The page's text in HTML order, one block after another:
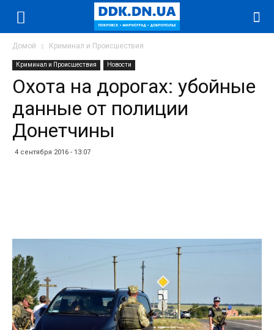
Домой Криминал и Происшествия
Криминал и Происшествия Новости
Охота на дорогах: убойные
данные от полиции
Донетчины
4 сентября 2016 - 13:07